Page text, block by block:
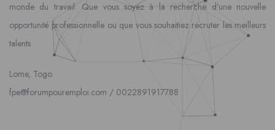
monde du travail. Que vous soyez à la recherche d’une nouvelle
opportunité professionnelle ou que vous souhaitiez recruter les meilleurs
talents
Lome, Togo
fpe@forumpouremploi.com / 0022891917788